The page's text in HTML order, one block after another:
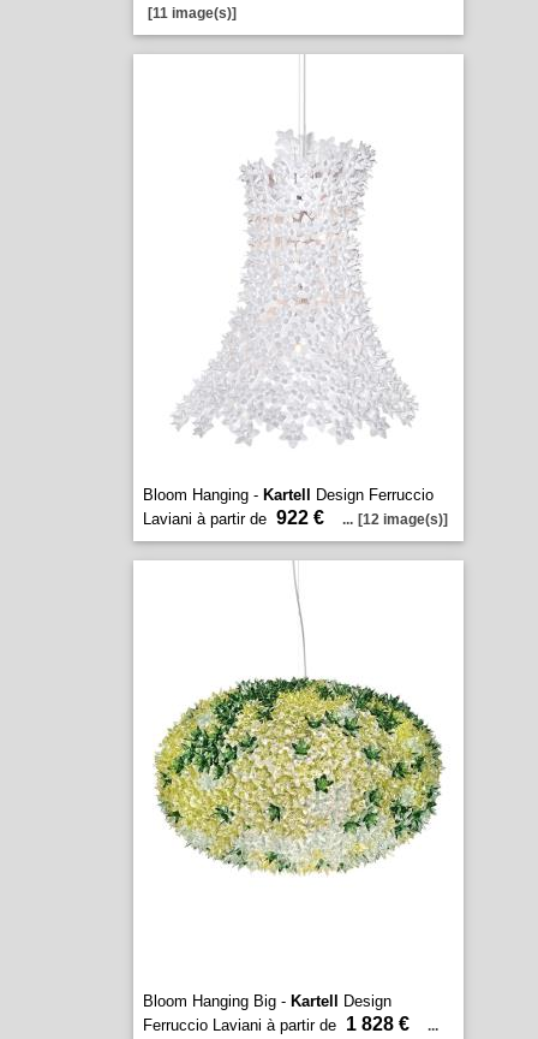
[11 image(s)]
Bloom Hanging - Kartell
Design Ferruccio
Laviani à partir de 922 € ... [12 image(s)]
Bloom Hanging Big - Kartell
Design
Ferruccio Laviani à partir de 1 828 € ...